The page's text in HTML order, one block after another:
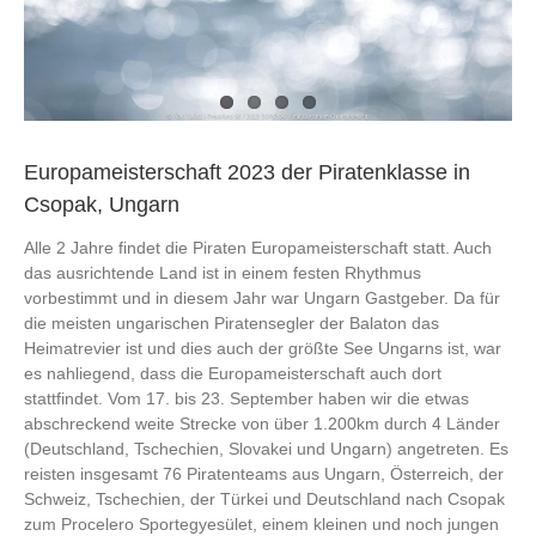
Europameisterschaft 2023 der Piratenklasse in
Csopak, Ungarn
Alle 2 Jahre findet die Piraten Europameisterschaft statt. Auch
das ausrichtende Land ist in einem festen Rhythmus
vorbestimmt und in diesem Jahr war Ungarn Gastgeber. Da für
die meisten ungarischen Piratensegler der Balaton das
Heimatrevier ist und dies auch der größte See Ungarns ist, war
es nahliegend, dass die Europameisterschaft auch dort
stattfindet. Vom 17. bis 23. September haben wir die etwas
abschreckend weite Strecke von über 1.200km durch 4 Länder
(Deutschland, Tschechien, Slovakei und Ungarn) angetreten. Es
reisten insgesamt 76 Piratenteams aus Ungarn, Österreich, der
Schweiz, Tschechien, der Türkei und Deutschland nach Csopak
zum Procelero Sportegyesület, einem kleinen und noch jungen